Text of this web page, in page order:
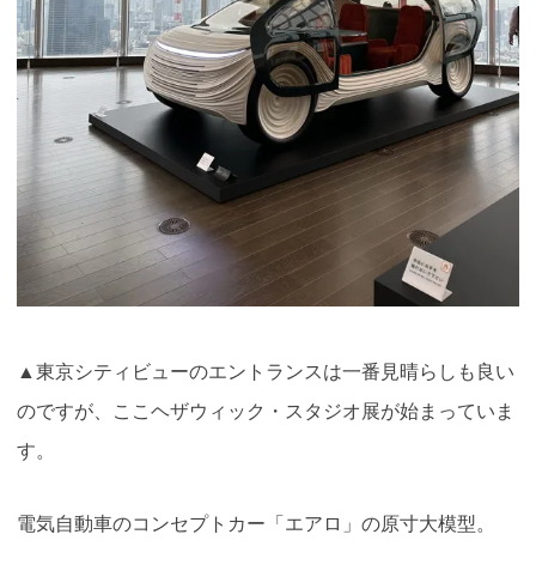
▲東京シティビューのエントランスは一番見晴らしも良い
のですが、ここヘザウィック・スタジオ展が始まっていま
す。
電気自動車のコンセプトカー「エアロ」の原寸大模型。